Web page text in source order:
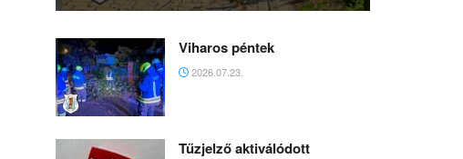
Viharos péntek
2026.07.23.
Tűzjelző aktiválódott